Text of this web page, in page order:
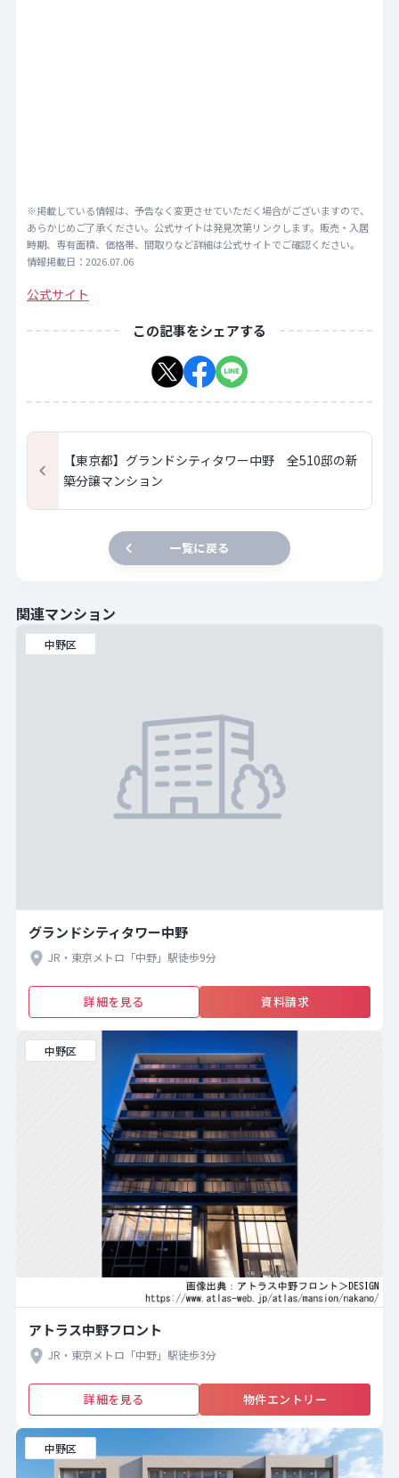
※掲載している情報は、予告なく変更させていただく場合がございますので、
あらかじめご了承ください。公式サイトは発見次第リンクします。販売・入居
時期、専有面積、価格帯、間取りなど詳細は公式サイトでご確認ください。
情報掲載日：2026.07.06
公式サイト
この記事をシェアする
【東京都】グランドシティタワー中野 全510邸の新
築分譲マンション
一覧に戻る
関連マンション
中野区
グランドシティタワー中野
JR・東京メトロ「中野」駅徒歩9分
詳細を見る 資料請求
中野区
アトラス中野フロント
JR・東京メトロ「中野」駅徒歩3分
詳細を見る 物件エントリー
中野区